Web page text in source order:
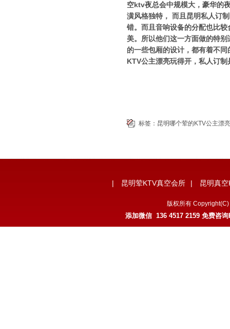
空ktv夜总会中规模大，豪华的
潢风格独特， 而且昆明私人订
错。而且音响设备的分配也比
美。所以他们这一方面做的特
的一些包厢的设计，都有着不
KTV公主漂亮玩得开，私人订
标签： 昆明哪个荤的KTV公主漂
| 昆明荤KTV真空会所 | 昆明真
版权所有
添加微信 136 4517 2159 免费咨